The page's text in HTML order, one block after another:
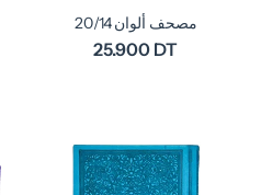
مصحف ألوان 20/14
25.900 DT